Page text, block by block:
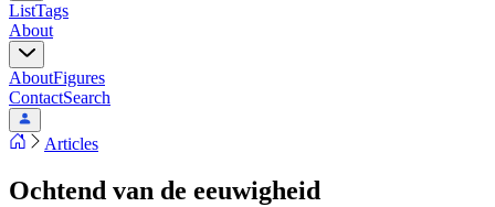
ListTags
About
AboutFigures
ContactSearch
Articles
Ochtend van de eeuwigheid